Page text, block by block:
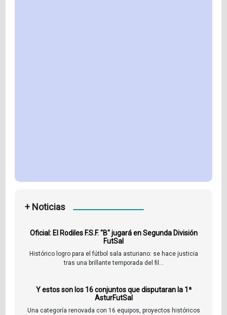
+ Noticias
Oficial: El Rodiles F.S.F. "B" jugará en Segunda División
FutSal
Histórico logro para el fútbol sala asturiano: se hace justicia
tras una brillante temporada del fil...
Y estos son los 16 conjuntos que disputaran la 1ª
AsturFutSal
Una categoría renovada con 16 equipos, proyectos históricos